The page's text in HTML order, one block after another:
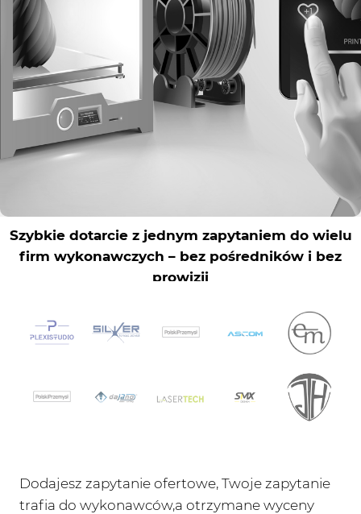
Dodajesz zapytanie ofertowe, Twoje zapytanie
trafia do wykonawców,a otrzymane wyceny